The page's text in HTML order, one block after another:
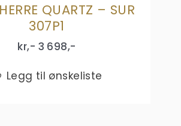
QUARTZ – SUR
307P1
kr,- 3 698,-
Legg til ønskeliste